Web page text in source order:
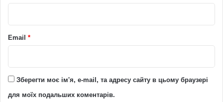
Email *
Зберегти моє ім'я, e-mail, та адресу сайту в цьому браузері
для моїх подальших коментарів.